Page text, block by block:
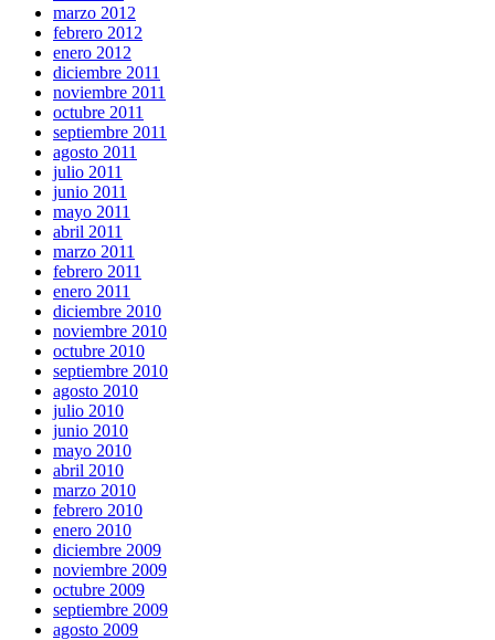
marzo 2012
febrero 2012
enero 2012
diciembre 2011
noviembre 2011
octubre 2011
septiembre 2011
agosto 2011
julio 2011
junio 2011
mayo 2011
abril 2011
marzo 2011
febrero 2011
enero 2011
diciembre 2010
noviembre 2010
octubre 2010
septiembre 2010
agosto 2010
julio 2010
junio 2010
mayo 2010
abril 2010
marzo 2010
febrero 2010
enero 2010
diciembre 2009
noviembre 2009
octubre 2009
septiembre 2009
agosto 2009